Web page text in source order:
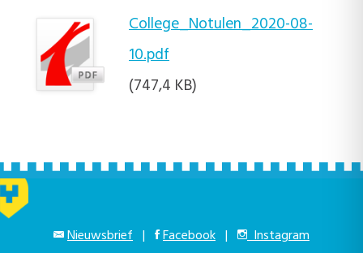
College_Notulen_2020-08-
10.pdf
(747,4 KB)
Nieuwsbrief | Facebook | Instagram